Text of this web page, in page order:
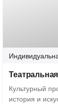
Культурный
история и